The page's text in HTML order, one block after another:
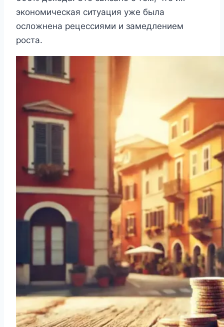
экономическая ситуация уже была
осложнена рецессиями и замедлением
роста.